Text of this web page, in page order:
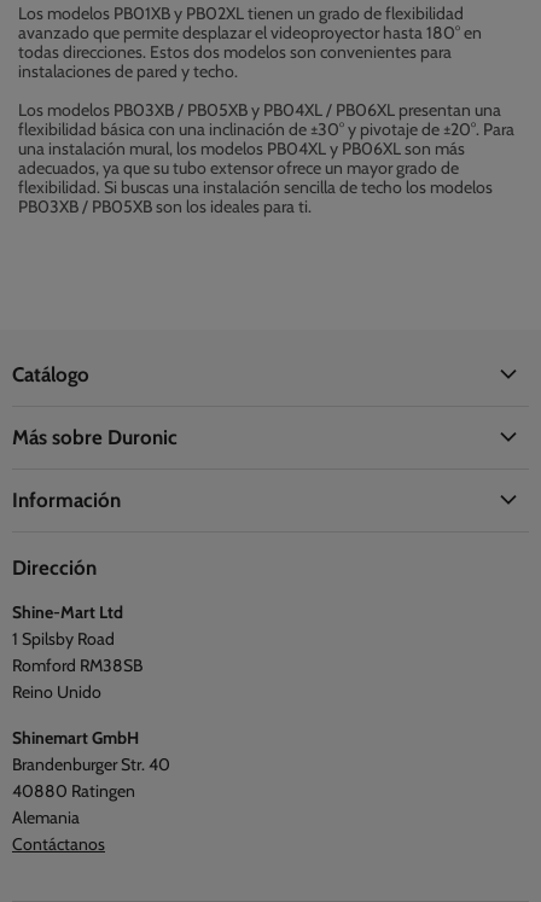
Los modelos PB01XB y PB02XL tienen un grado de flexibilidad
avanzado que permite desplazar el videoproyector hasta 180° en
todas direcciones. Estos dos modelos son convenientes para
instalaciones de pared y techo.
Los modelos PB03XB / PB05XB y PB04XL / PB06XL presentan una
flexibilidad básica con una inclinación de ±30° y pivotaje de ±20°. Para
una instalación mural, los modelos PB04XL y PB06XL son más
adecuados, ya que su tubo extensor ofrece un mayor grado de
flexibilidad. Si buscas una instalación sencilla de techo los modelos
PB03XB / PB05XB son los ideales para ti.
Catálogo
Cocina
Viajes y exterior
Más sobre Duronic
Opiniones
Información
Preguntas frecuentes
Política de privacidad
Términos y condiciones
Dirección
Shine-Mart Ltd
1 Spilsby Road
Romford RM38SB
Reino Unido
Shinemart GmbH
Brandenburger Str. 40
40880 Ratingen
Alemania
Contáctanos